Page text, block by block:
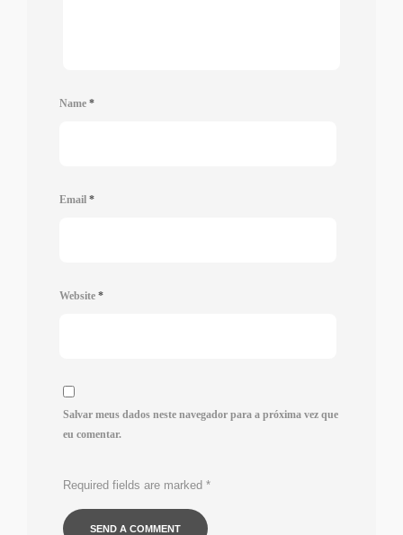
Name *
Email *
Website *
Salvar meus dados neste navegador para a próxima vez que
eu comentar.
Required fields are marked *